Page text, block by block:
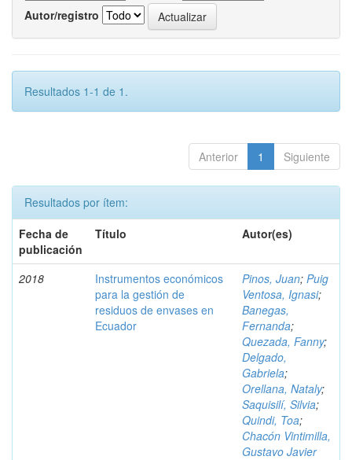
Autor/registro
Resultados 1-1 de 1.
Anterior 1 Siguiente
Resultados por ítem:
Fecha de
publicación
Título Autor(es)
2018
Instrumentos económicos
para la gestión de
residuos de envases en
Ecuador
Pinos, Juan; Puig
Ventosa, Ignasi;
Banegas,
Fernanda;
Quezada, Fanny;
Delgado,
Gabriela;
Orellana, Nataly;
Saquisilí, Silvia;
Quindi, Toa;
Chacón Vintimilla,
Gustavo Javier